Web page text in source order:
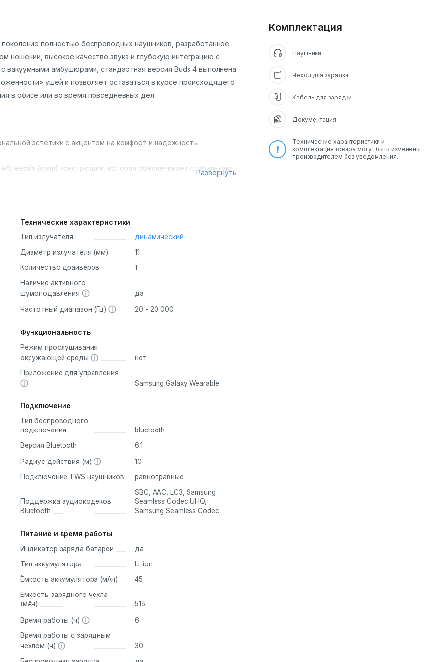
полностью беспроводных наушников, разработанное
ношении, высокое качество звука и глубокую интеграцию с
вакуумными амбушюрами, стандартная версия Buds 4 выполнена
ушей и позволяет оставаться в курсе происходящего
в офисе или во время повседневных дел.
эстетики с акцентом на комфорт и надёжность.
(stem) конструкции, которая обеспечивает стабильную
незаметными при длительном ношении. Масса зарядного кейса
54 граммов.
Samsung проанализировали геометрию более 100 миллионов
посадку, подходящую для большинства пользователей. Для
(wingtips), которые входят в комплект.
с полупрозрачной крышкой, позволяющей видеть
USB-C, так и беспроводную зарядку (Qi-совместимые
легко извлекаются благодаря улучшенной конструкции.
что означает полную защиту от пыли и устойчивость к водяным
спортзале, пробежек и использования в условиях повышенной
жестов (pinch) на ножке наушника, которые поддерживают
ответ на звонки и активацию голосового помощника.
ключевых инноваций, делающих их одними из лучших в классе
Сердцем наушников является 11-мм динамический драйвер,
с глубокими, контролируемыми басами и чистыми,
кодекса Samsung Seamless Codec (SSC) UHQ,
96 кГц . Это обеспечивает воспроизведение Hi-Res Audio,
Adaptive EQ 2.0 автоматически оптимизирует звучание под
консистентное и персонализированное звучание.
Несмотря на открытую конструкцию, Galaxy Buds 4 оснащены
в реальном времени анализирует окружающий шум и
эффективно подавляют низко- и среднечастотные
звуки, а интеллектуальная система Voice Detect автоматически
говорить, чтобы вы могли общаться, не снимая их.
Благодаря сверхширокополосной голосовой связи (Super
Развернуть
Технические характеристики
Тип излучателя
динамический
Диаметр излучателя (мм)
11
Количество драйверов
1
Наличие активного
шумоподавления
да
Частотный диапазон (Гц) 20 - 20 000
Функциональность
Режим прослушивания
окружающей среды
нет
Приложение для управления
Samsung Galaxy Wearable
Подключение
Тип беспроводного
подключения
bluetooth
Версия Bluetooth
6.1
Радиус действия (м)
10
Подключение TWS наушников
равноправные
Поддержка аудиокодеков
Bluetooth
SBC, AAC, LC3, Samsung
Seamless Codec UHQ,
Samsung Seamless Codec
Питание и время работы
Индикатор заряда батареи
да
Тип аккумулятора
Li-ion
Ёмкость аккумулятора (мАч)
45
Ёмкость зарядного чехла
(мАч)
515
Время работы (ч)
6
Время работы с зарядным
чехлом (ч)
30
Комплектация
Наушники
Чехол для зарядки
Кабель для зарядки
Документация
Технические характеристики и
комплектация товара могут быть изменены
производителем без уведомления.